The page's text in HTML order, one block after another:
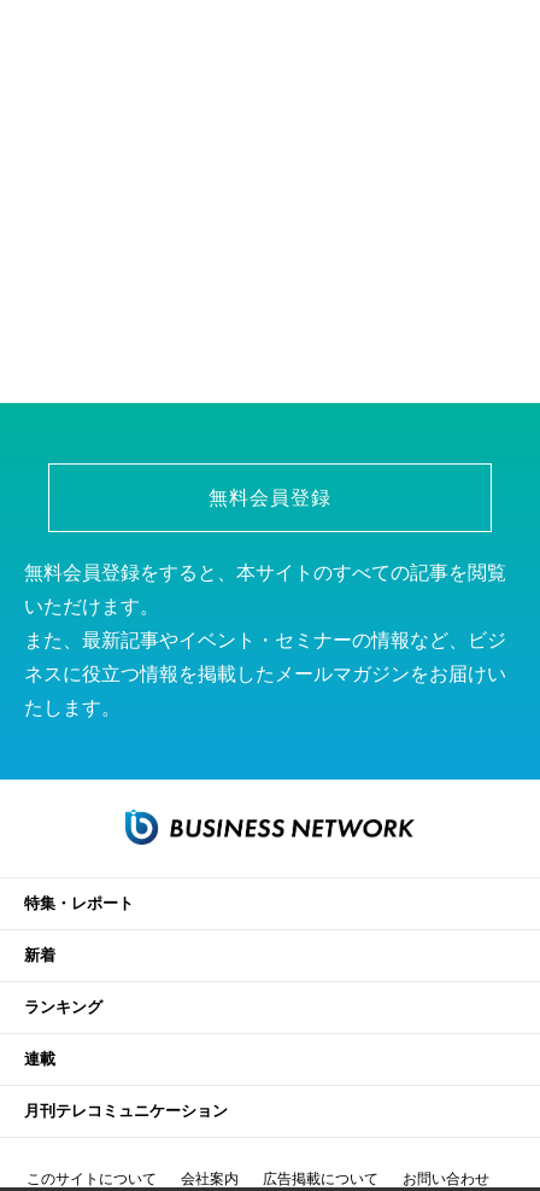
無料会員登録
無料会員登録をすると、本サイトのすべての記事を閲覧
いただけます。
また、最新記事やイベント・セミナーの情報など、ビジ
ネスに役立つ情報を掲載したメールマガジンをお届けい
たします。
特集・レポート
新着
ランキング
連載
月刊テレコミュニケーション
このサイトについて 会社案内 広告掲載について お問い合わせ